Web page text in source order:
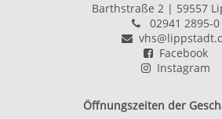
Barthstraße 2| 59557
02941 2895-0
Facebook
Instagram
Öffnungszeiten der